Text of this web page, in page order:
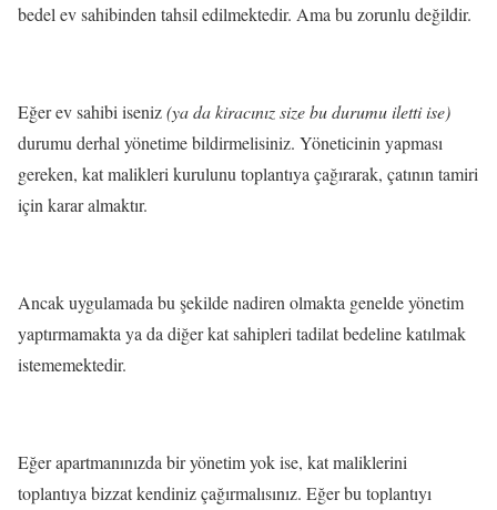
bedel ev sahibinden tahsil edilmektedir. Ama bu zorunlu değildir.
Eğer ev sahibi iseniz(ya da kiracınız size bu durumu iletti ise)
durumu derhal yönetime bildirmelisiniz. Yöneticinin yapması
gereken, kat malikleri kurulunu toplantıya çağırarak, çatının tamiri
için karar almaktır.
Ancak uygulamada bu şekilde nadiren olmakta genelde yönetim
yaptırmamakta ya da diğer kat sahipleri tadilat bedeline katılmak
istememektedir.
Eğer apartmanınızda bir yönetim yok ise, kat maliklerini
toplantıya bizzat kendiniz çağırmalısınız. Eğer bu toplantıyı